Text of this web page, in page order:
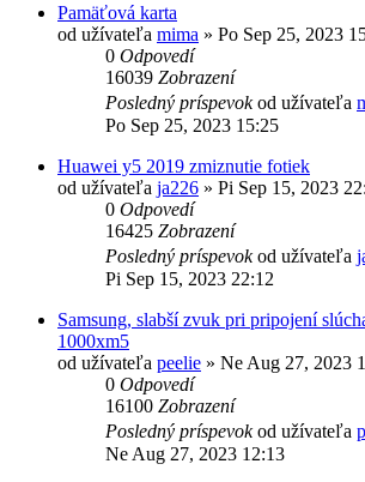
Pamäťová karta
od užívateľa mima » Po Sep 25, 2023
0 Odpovedí
16039 Zobrazení
Posledný príspevokod užívateľa
Po Sep 25, 2023 15:25
Huawei y5 2019 zmiznutie fotiek
od užívateľa ja226 » Pi Sep 15, 2023
0 Odpovedí
16425 Zobrazení
Posledný príspevokod užívateľa
Pi Sep 15, 2023 22:12
Samsung, slabší zvuk pri pripojení
1000xm5
od užívateľa peelie » Ne Aug 27, 2023
0 Odpovedí
16100 Zobrazení
Posledný príspevokod užívateľa
Ne Aug 27, 2023 12:13